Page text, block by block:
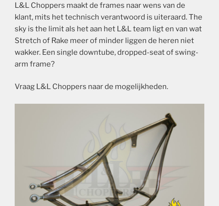
L&L Choppers maakt de frames naar wens van de
klant, mits het technisch verantwoord is uiteraard. The
sky is the limit als het aan het L&L team ligt en van wat
Stretch of Rake meer of minder liggen de heren niet
wakker. Een single downtube, dropped-seat of swing-
arm frame?
Vraag L&L Choppers naar de mogelijkheden.